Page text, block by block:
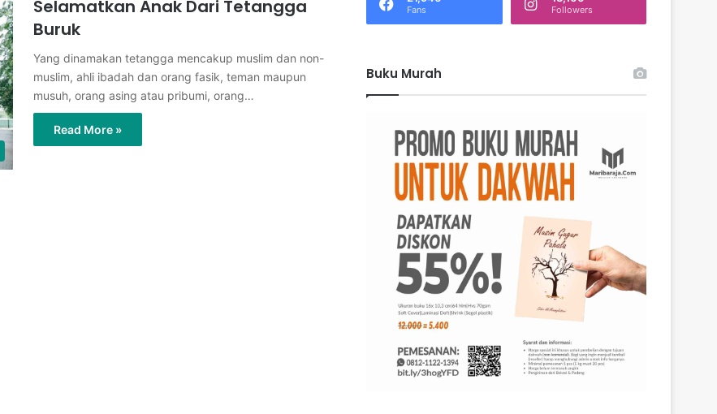
Selamatkan Anak Dari Tetangga
Buruk
Yang dinamakan tetangga mencakup muslim dan non-
muslim, ahli ibadah dan orang fasik, teman maupun
musuh, orang asing atau pribumi, orang…
Read More »
k
:
Fans Followers
Buku Murah